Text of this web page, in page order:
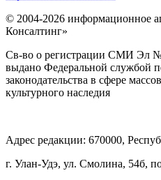
© 2004-2026 информационное
Консалтинг»
Св-во о регистрации СМИ Эл №
выдано Федеральной службой
законодательства в сфере
культурного наследия
Адрес редакции: 670000,
г. Улан-Удэ, ул. Смолина, 54б,